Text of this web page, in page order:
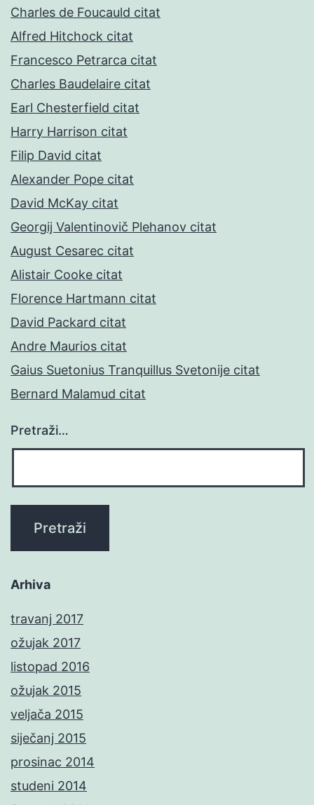
Charles de Foucauld citat
Alfred Hitchock citat
Francesco Petrarca citat
Charles Baudelaire citat
Earl Chesterfield citat
Harry Harrison citat
Filip David citat
Alexander Pope citat
David McKay citat
Georgij Valentinovič Plehanov citat
August Cesarec citat
Alistair Cooke citat
Florence Hartmann citat
David Packard citat
Andre Maurios citat
Gaius Suetonius Tranquillus Svetonije citat
Bernard Malamud citat
Pretraži…
Arhiva
travanj 2017
ožujak 2017
listopad 2016
ožujak 2015
veljača 2015
siječanj 2015
prosinac 2014
studeni 2014